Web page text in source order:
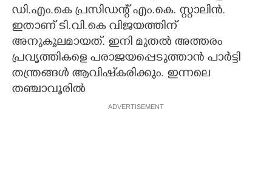
ZOOM
CONTACT US
ഡി.എം.കെ പ്രസിഡന്റ് എം.കെ. സ്റ്റാലിൻ.
ഇതാണ് ടി.വി.കെ വിജയത്തിന്
അനുകൂലമായത്. ഇനി മുതൽ അത്തരം
പ്രവൃത്തികളെ പരാജയപ്പെടുത്താൻ പാർട്ടി
തന്ത്രങ്ങൾ ആവിഷ്‌കരിക്കും. ഇന്നലെ
തഞ്ചാവൂരിൽ
ADVERTISEMENT